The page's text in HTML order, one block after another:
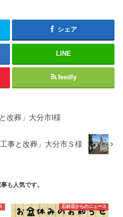
シェア
LINE
feedly
改葬」大分市I様
工事と改葬」大分市Ｓ様
も人気です。
石材店からのニュース